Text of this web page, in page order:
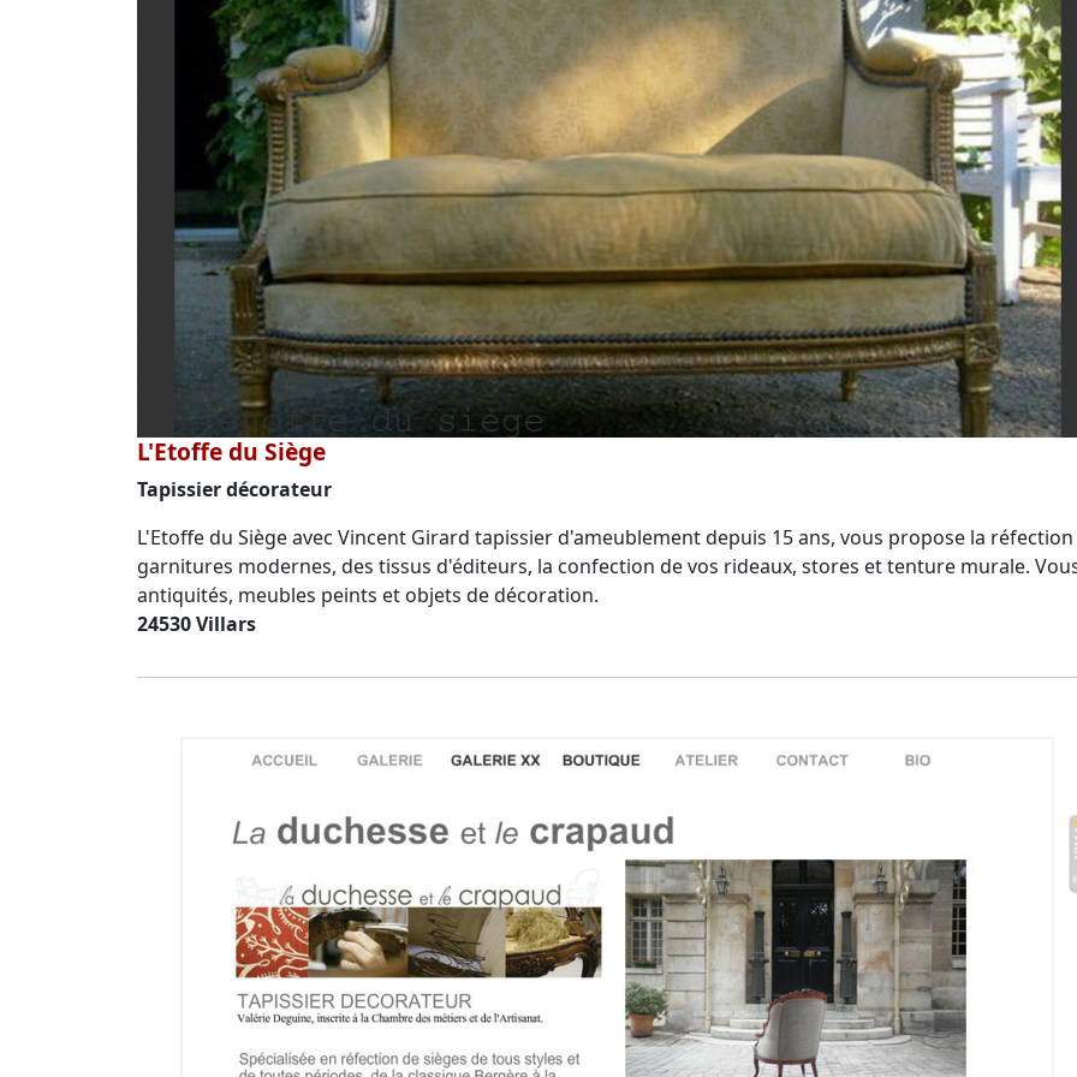
L'Etoffe du Siège
Tapissier décorateur
L'Etoffe du Siège avec Vincent Girard tapissier d'ameublement depuis 15 ans, vous propose la
garnitures modernes, des tissus d'éditeurs, la confection de vos rideaux, stores et tenture murale.
antiquités, meubles peints et objets de décoration.
24530 Villars